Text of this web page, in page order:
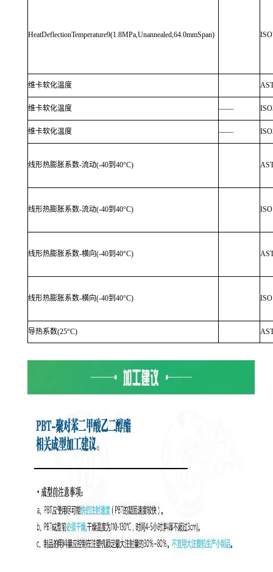
HeatDeflectionTemperature9(1.8MPa,Unannealed,64.0mmSpan)
维卡软化温度
维卡软化温度 ——
维卡软化温度 ——
线形热膨胀系数-流动(-40到40°C)
线形热膨胀系数-流动(-40到40°C)
线形热膨胀系数-横向(-40到40°C)
线形热膨胀系数-横向(-40到40°C)
导热系数(25°C)